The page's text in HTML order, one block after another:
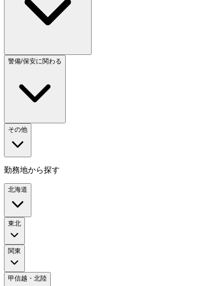
警備/保安に関わる
その他
勤務地から探す
北海道
東北
関東
甲信越・北陸